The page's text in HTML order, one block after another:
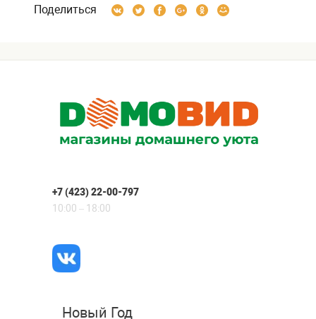
Поделиться
+7 (423) 22-00-797
10:00 – 18:00
Новый Год